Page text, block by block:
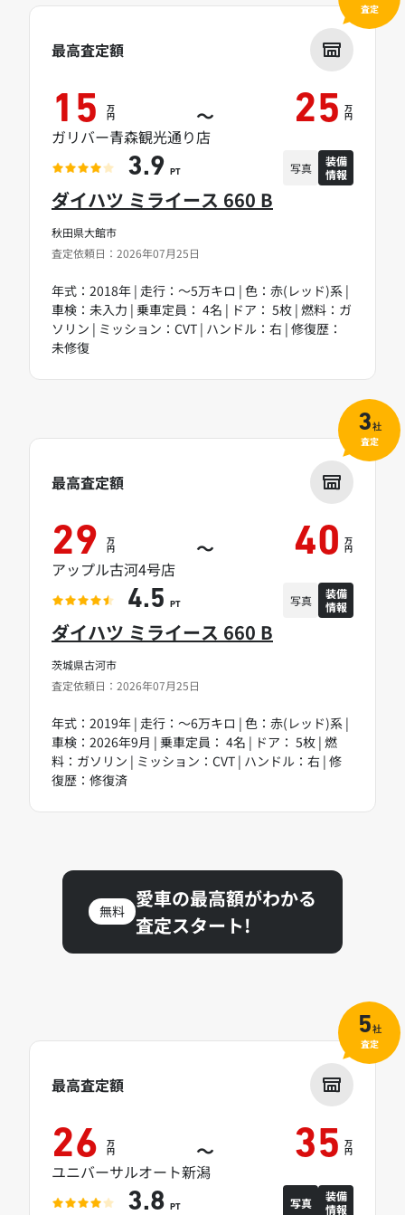
秋田県大館市
査定依頼日：2026年07月25日
ダイハツ ミライース 660 B
年式：2018年 | 走行：～5万キロ | 色：赤(レッド)系 |
車検：未入力 | 乗車定員： 4名 | ドア： 5枚 | 燃料：ガ
ソリン | ミッション：CVT | ハンドル：右 | 修復歴：
未修復
最高査定額
15 万
円 ～ 25 万
円
ガリバー青森観光通り店
3.9 PT 写真
装備
情報
査定
茨城県古河市
査定依頼日：2026年07月25日
ダイハツ ミライース 660 B
年式：2019年 | 走行：～6万キロ | 色：赤(レッド)系 |
車検：2026年9月 | 乗車定員： 4名 | ドア： 5枚 | 燃
料：ガソリン | ミッション：CVT | ハンドル：右 | 修
復歴：修復済
最高査定額
29 万
円 ～ 40 万
円
アップル古河4号店
4.5 PT 写真
装備
情報
3社
査定
無料
愛車の最高額がわかる
査定スタート!
最高査定額
26 万
円 ～ 35 万
円
ユニバーサルオート新潟
3.8 PT 写真
装備
情報
5社
査定